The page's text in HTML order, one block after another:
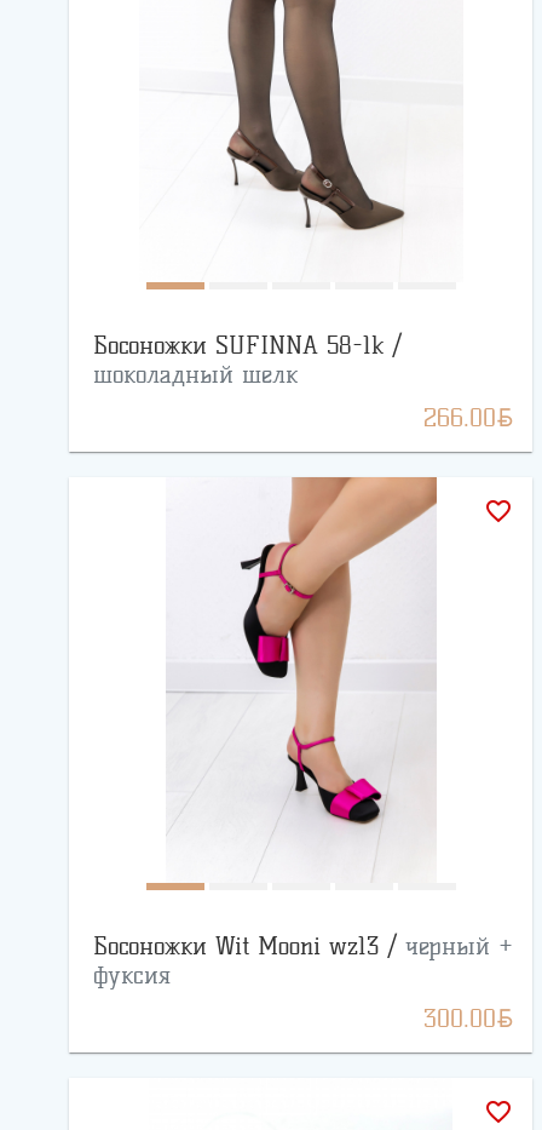
Босоножки SUFINNA 58-1k /
шоколадный шелк
266.00BYN
favorite_border
Босоножки Wit Mooni wz13 / черный +
фуксия
300.00BYN
favorite_border